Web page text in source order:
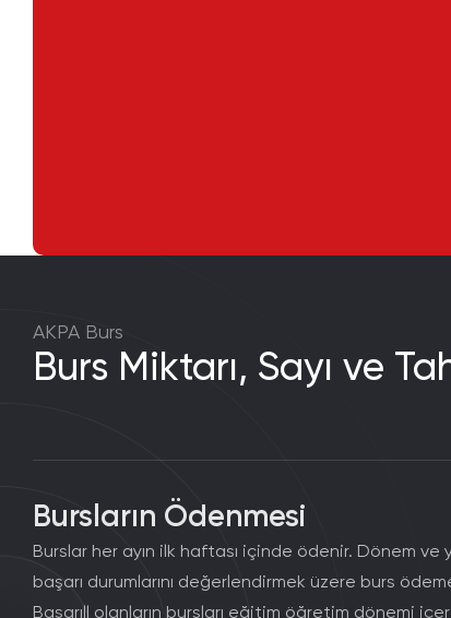
AKPA Burs
Burs Miktarı, Sayı ve
Bursların Ödenmesi
Burslar her ayın ilk haftası içinde ödenir. Dönem ve
başarı durumlarını değerlendirmek üzere burs
Başarıll olanların bursları eğitim öğretim dönemi